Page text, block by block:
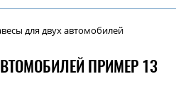
для двух автомобилей
ПРИМЕР 13